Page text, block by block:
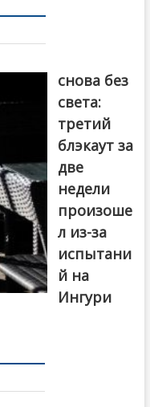
снова без
света:
третий
блэкаут за
две
недели
произоше
л из-за
испытани
й на
Ингури